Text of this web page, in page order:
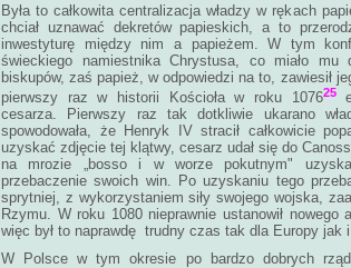
Była to całkowita centralizacja władzy w rękach
chciał uznawać dekretów papieskich, a to
inwestyturę między nim a papieżem. W tym
świeckiego namiestnika Chrystusa, co miało mu
biskupów, zaś papież, w odpowiedzi na to, zawiesił
pierwszy raz w historii Kościoła w roku 107625
cesarza. Pierwszy raz tak dotkliwie ukarano
spowodowała, że Henryk IV stracił całkowicie
uzyskać zdjęcie tej klątwy, cesarz udał się do
na mrozie „bosso i w worze pokutnym"
przebaczenie swoich win. Po uzyskaniu tego
sprytniej, z wykorzystaniem siły swojego wojska,
Rzymu. W roku 1080 nieprawnie ustanowił nowego
więc był to naprawdę trudny czas tak dla Europy jak i
W Polsce w tym okresie po bardzo dobrych